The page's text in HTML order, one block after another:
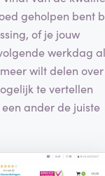
geholpen bent
of je jouw
werkdag al
wilt delen over
te vertellen
ander de juiste